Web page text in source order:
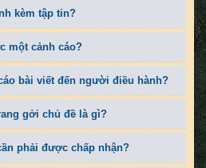
kèm tập tin?
một cảnh cáo?
bài viết đến người điều hành?
gởi chủ đề là gì?
phải được chấp nhận?